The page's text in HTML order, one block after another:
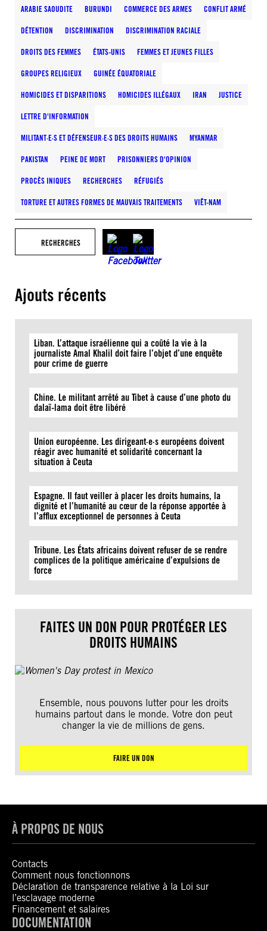
ARABIE SAOUDITE BURUNDI COMMERCE DES ARMES CONFLIT ARMÉ
DÉTENTION DISCRIMINATION DISCRIMINATION RACIALE
DROITS DES FEMMES ÉTATS-UNIS FEMMES ET JEUNES FILLES
GROUPES RELIGIEUX GUINÉE ÉQUATORIALE
HOMICIDES ET DISPARITIONS HOMICIDES ILLÉGAUX IRAN JUSTICE
LETTRE D'INFORMATION
MILITANT·E·S ET DÉFENSEUR·E·S DES DROITS HUMAINS MYANMAR
PAKISTAN PEINE DE MORT PRISONNIERS D'OPINION
PROCÈS INIQUES RECHERCHES RÉFUGIÉS
TORTURE ET AUTRES FORMES DE MAUVAIS TRAITEMENTS VIÊT-NAM
RECHERCHES
Ajouts récents
Liban. L’attaque israélienne qui a coûté la vie à la
journaliste Amal Khalil doit faire l’objet d’une enquête
pour crime de guerre
Chine. Le militant arrêté au Tibet à cause d’une photo du
dalaï-lama doit être libéré
Union européenne. Les dirigeant·e·s européens doivent
réagir avec humanité et solidarité concernant la
situation à Ceuta
Espagne. Il faut veiller à placer les droits humains, la
dignité et l’humanité au cœur de la réponse apportée à
l’afflux exceptionnel de personnes à Ceuta
Tribune. Les États africains doivent refuser de se rendre
complices de la politique américaine d’expulsions de
force
FAITES UN DON POUR PROTÉGER LES
DROITS HUMAINS
Ensemble, nous pouvons lutter pour les droits
humains partout dans le monde. Votre don peut
changer la vie de millions de gens.
FAIRE UN DON
À PROPOS DE NOUS
Contacts
Comment nous fonctionnons
Déclaration de transparence relative à la Loi sur
l’esclavage moderne
Financement et salaires
DOCUMENTATION